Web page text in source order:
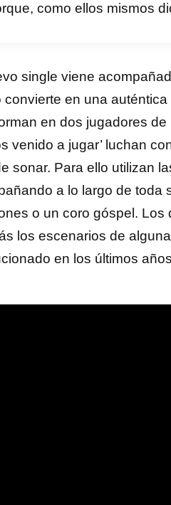
como ellos mismos
single viene
convierte en una
en dos jugadores
venido a jugar’ luchan
sonar. Para ello utilizan
a lo largo de toda
o un coro góspel. Los
los escenarios de
en los últimos